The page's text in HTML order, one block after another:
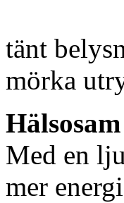
tänt
mörka
Hälsosam
Med en
mer